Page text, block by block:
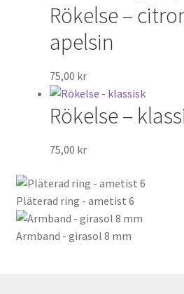
Rökelse –
apelsin
75,00 kr
Rökelse –
75,00 kr
Pläterad ring - ametist 6
Armband - girasol 8 mm